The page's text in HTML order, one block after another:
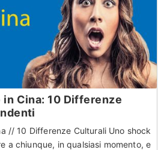
Cina: 10 Differenze
// 10 Differenze Culturali Uno shock
a chiunque, in qualsiasi momento, e